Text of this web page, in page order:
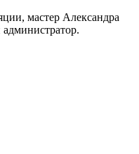
мастер Александра